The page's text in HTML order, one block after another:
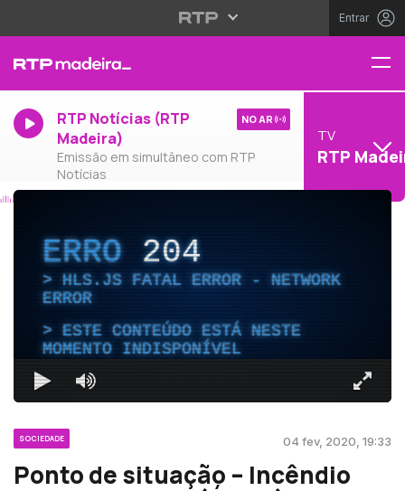
Entrar
RTP Notícias (RTP
Madeira)
Emissão em simultâneo com RTP
Notícias
NO AR
TV
RTP
ERRO204
HLS.JS FATAL ERROR - NETWORK
ERROR
ESTE CONTEÚDO ESTÁ NESTE
MOMENTO INDISPONÍVEL
SOCIEDADE 04 fev, 2020, 19:33
Ponto de situação – Incêndio